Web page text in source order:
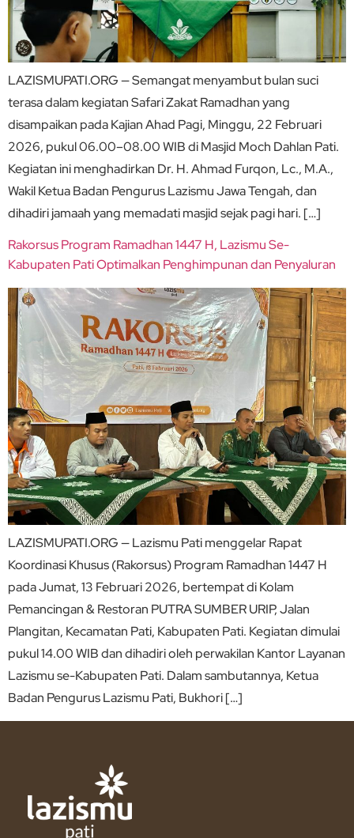
LAZISMUPATI.ORG — Semangat menyambut bulan suci
terasa dalam kegiatan Safari Zakat Ramadhan yang
disampaikan pada Kajian Ahad Pagi, Minggu, 22 Februari
2026, pukul 06.00–08.00 WIB di Masjid Moch Dahlan Pati.
Kegiatan ini menghadirkan Dr. H. Ahmad Furqon, Lc., M.A.,
Wakil Ketua Badan Pengurus Lazismu Jawa Tengah, dan
dihadiri jamaah yang memadati masjid sejak pagi hari. […]
Rakorsus Program Ramadhan 1447 H, Lazismu Se-
Kabupaten Pati Optimalkan Penghimpunan dan Penyaluran
LAZISMUPATI.ORG — Lazismu Pati menggelar Rapat
Koordinasi Khusus (Rakorsus) Program Ramadhan 1447 H
pada Jumat, 13 Februari 2026, bertempat di Kolam
Pemancingan & Restoran PUTRA SUMBER URIP, Jalan
Plangitan, Kecamatan Pati, Kabupaten Pati. Kegiatan dimulai
pukul 14.00 WIB dan dihadiri oleh perwakilan Kantor Layanan
Lazismu se-Kabupaten Pati. Dalam sambutannya, Ketua
Badan Pengurus Lazismu Pati, Bukhori […]